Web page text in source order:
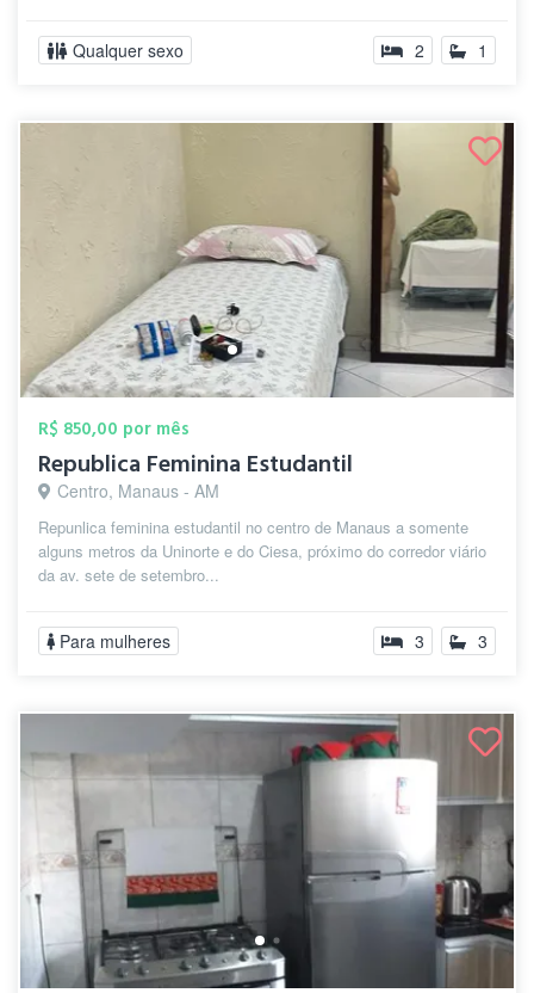
Qualquer sexo 2 1
R$ 850,00 por mês
Republica Feminina Estudantil
Centro, Manaus - AM
Repunlica feminina estudantil no centro de Manaus a somente
alguns metros da Uninorte e do Ciesa, próximo do corredor viário
da av. sete de setembro...
Para mulheres 3 3